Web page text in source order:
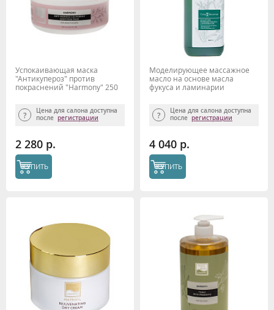
Успокаивающая маска
"Антикупероз" против
покраснений "Harmony" 250
Цена для салона доступна
после регистрации
2 280 р.
КУПИТЬ
Моделирующее массажное
масло на основе масла
фукуса и ламинарии
Цена для салона доступна
после регистрации
4 040 р.
КУПИТЬ